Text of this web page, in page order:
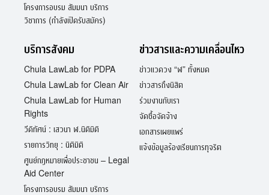
โครงการอบรม สัมมนา บริการ
วิชาการ (กำลังเปิดรับสมัคร)
บริการสังคม
Chula LawLab for PDPA
Chula LawLab for Clean Air
Chula LawLab for Human
Rights
วีดิทัศน์ : เสวนา ฬ.นิติมิติ
รายการวิทยุ : นิติมิติ
ศูนย์กฎหมายเพื่อประชาชน – Legal
Aid Center
โครงการอบรม สัมมนา บริการ
ข่าวสารและความเคลื่อนไหว
ข่าวแวดวง “ฬ” ทั้งหมด
ข่าวสารถึงนิสิต
ร่วมงานกับเรา
จัดซื้อจัดจ้าง
เอกสารเผยแพร่
แจ้งข้อมูลร้องเรียนการทุจริต